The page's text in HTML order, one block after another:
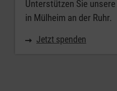
Unterstützen Sie
in Mülheim an der Ruhr.
Jetzt spenden